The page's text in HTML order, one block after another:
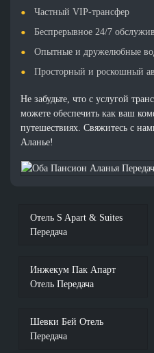
Частный VIP-трансфер
Беспрерывное 24/7
Опытные и дружелюбные
Просторный и роскошный
Не забудьте, что с услугой
можете обеспечить как ваш
путешествиях. Свяжитесь с
Аланье!
Отель S Apart & Suites
Передача
Инжекум Пак Апарт
Отель Передача
Шевки Бей Отель
Передача